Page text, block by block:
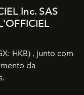
Inc. SAS
HKB) , junto com
da